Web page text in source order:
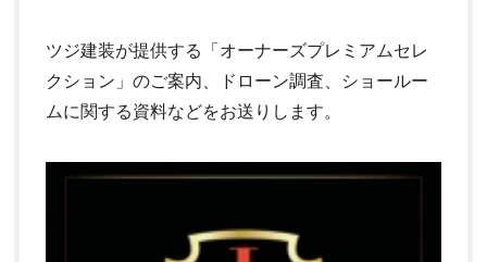
ツジ建装が提供する「オーナーズプレミアムセレ
クション」のご案内、ドローン調査、ショールー
ムに関する資料などをお送りします。